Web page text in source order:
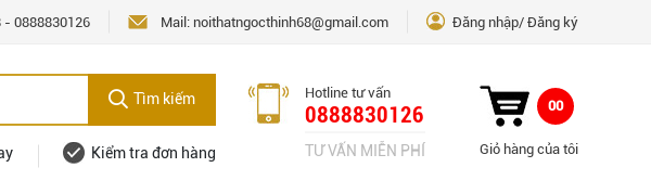
- 0888830126 Mail: noithatngocthinh68@gmail.com Đăng nhập Đăng ký
Tìm kiếm
Kiểm tra đơn hàng
Hotline tư vấn
0888830126
TƯ VẤN MIỄN PHÍ
00
Giỏ hàng của tôi